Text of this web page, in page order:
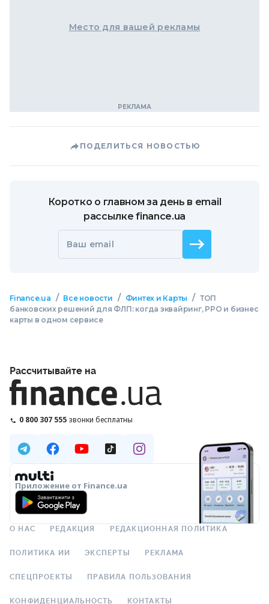
Место для вашей рекламы
ПОДЕЛИТЬСЯ НОВОСТЬЮ
Коротко о главном за день в email
рассылке finance.ua
Ваш email
Finance.ua / Все новости / Финтех и Карты / ТОП
банковских решений для ФЛП: когда эквайринг, РРО и бизнес
карты в одном сервисе
Рассчитывайте на
0 800 307 555 звонки бесплатны
Приложение от Finance.ua
О НАС РЕДАКЦИЯ РЕДАКЦИОННАЯ ПОЛИТИКА
ПОЛИТИКА ИИ ЭКСПЕРТЫ РЕКЛАМА
СПЕЦПРОЕКТЫ ПРАВИЛА ПОЛЬЗОВАНИЯ
КОНФИДЕНЦИАЛЬНОСТЬ КОНТАКТЫ